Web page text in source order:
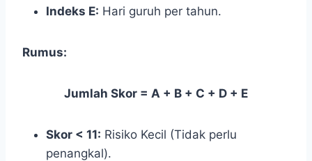
Indeks E: Hari guruh per tahun.
Rumus:
Jumlah Skor = A + B + C + D + E
Skor < 11: Risiko Kecil (Tidak perlu
penangkal).